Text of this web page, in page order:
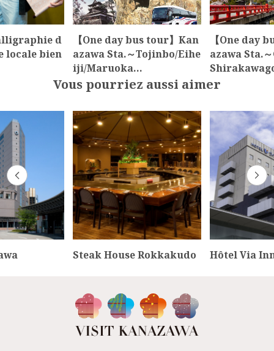
d
locale bien
【One day bus tour】Kan
azawa Sta.～Tojinbo/Eihe
iji/Maruoka…
【One day
azawa Sta.
Vous pourriez aussi aimer
Steak House Rokkakudo Hôtel Via